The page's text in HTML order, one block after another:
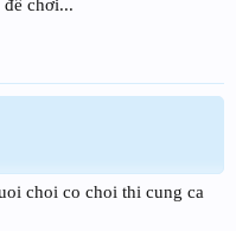
chơi...
choi co choi thi cung ca